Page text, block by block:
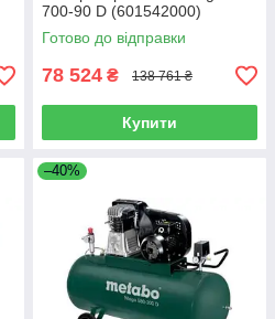
700-90 D (601542000)
Готово до відправки
78 524 ₴ 138 761 ₴
Купити
–40%